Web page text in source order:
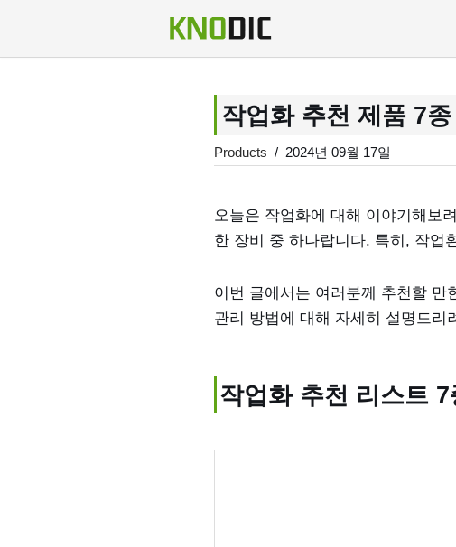
작업화 추천 제품 7
Products 2024년 09월 17일
오늘은 작업화에 대해 이야기해보
한 장비 중 하나랍니다. 특히, 작업
이번 글에서는 여러분께 추천할 만
관리 방법에 대해 자세히 설명드리
작업화 추천 리스트 7